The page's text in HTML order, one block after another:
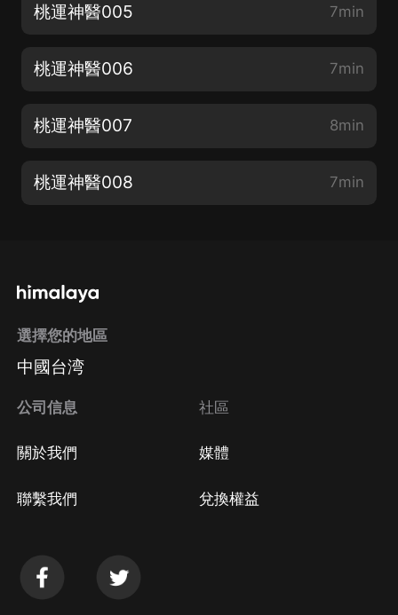
桃運神醫005 7min
桃運神醫006 7min
桃運神醫007 8min
桃運神醫008 7min
選擇您的地區
中國台湾
公司信息
關於我們
聯繫我們
社區
媒體
兌換權益